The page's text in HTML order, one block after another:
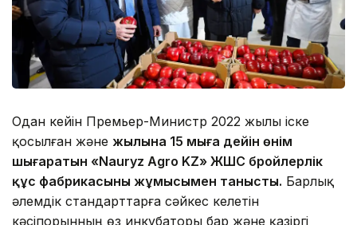
Одан кейін Премьер-Министр 2022 жылы іске
қосылған және жылына 15 мыңға дейін өнім
шығаратын «Nauryz Agro KZ» ЖШС бройлерлік
құс фабрикасының жұмысымен танысты. Барлық
әлемдік стандарттарға сәйкес келетін
кәсіпорынның өз инкубаторы бар және қазіргі